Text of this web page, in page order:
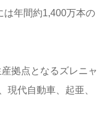
は年間約1,400万本の
拠点となるズレニャ
現代自動車、起亜、